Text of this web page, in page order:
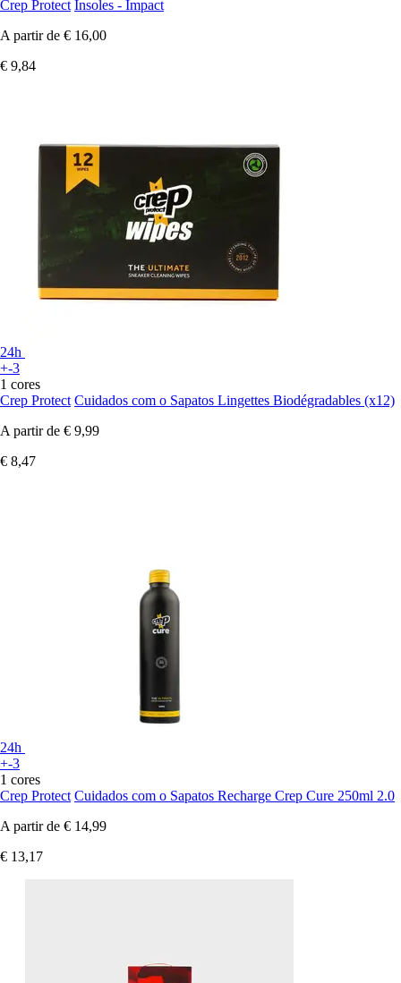
Crep Protect Insoles - Impact
A partir de € 16,00
€ 9,84
24h
+-3
1 cores
Crep Protect Cuidados com o Sapatos Lingettes Biodégradables (x12)
A partir de € 9,99
€ 8,47
24h
+-3
1 cores
Crep Protect Cuidados com o Sapatos Recharge Crep Cure 250ml 2.0
A partir de € 14,99
€ 13,17